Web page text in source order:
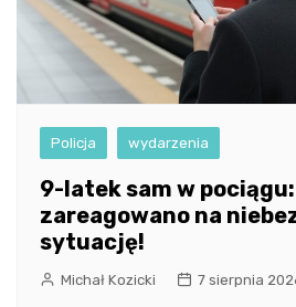
Policja wydarzenia
9-latek sam w
zareagowano na
sytuację!
Michał Kozicki 7 sierpnia